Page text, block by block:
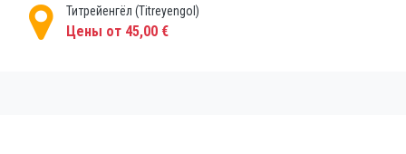
Титрейенгёл (Titreyengol)
Цены от 45,00 €